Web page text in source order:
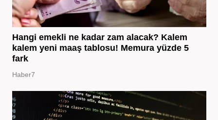
Hangi emekli ne kadar zam alacak? Kalem
kalem yeni maaş tablosu! Memura yüzde 5
fark
Haber7